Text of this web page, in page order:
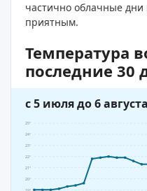
частично облачные дни
приятным.
Температура
последние 30
с 5 июля до 6 августа
19°
20°
21°
22°
23°
24°
25°